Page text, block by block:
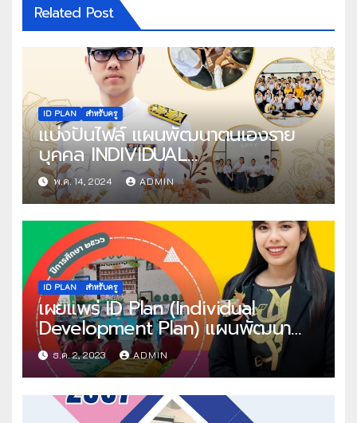
Related Post
ID PLAN สำหรับครู
แบ่งปันไฟล์ แผนพัฒนาตนเองราย
บุคคล INDIVIDUAL
DEVELOPMENT PLAN (ID PLAN)
ไฟล์ Word แก้ไขได้ โดย คุณครูจักร
กฤช เลื่อนกฐิน
พ.ค. 14, 2024 ADMIN
ID PLAN สำหรับครู
เผยแพร่ ID Plan (Individual
Development Plan) แผนพัฒนา
ตนเอง ปีการศึกษา 2566 ไฟล์ เวิร์ด
แก้ไขได้ โดย คุณครูจริยา มงคลแสน
โรงเรียนอนุบาลวัดอรัญญิกาวาส
สพป.ชลบุรี เขต 1
ธ.ค. 2, 2023 ADMIN